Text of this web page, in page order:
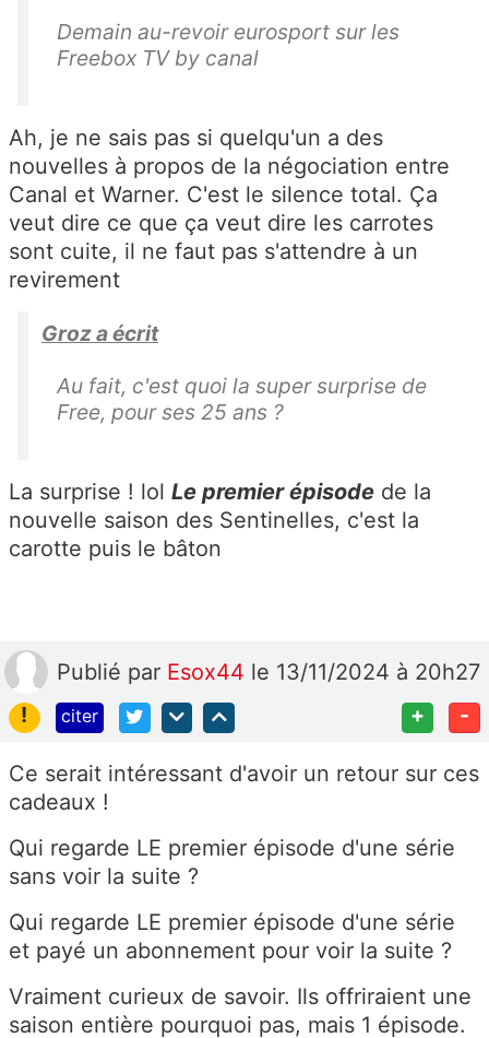
Demain au-revoir eurosport sur les
Freebox TV by canal
Ah, je ne sais pas si quelqu'un a des
nouvelles à propos de la négociation entre
Canal et Warner. C'est le silence total. Ça
veut dire ce que ça veut dire les carrotes
sont cuite, il ne faut pas s'attendre à un
revirement
Groz a écrit
Au fait, c'est quoi la super surprise de
Free, pour ses 25 ans ?
La surprise ! lol Le premier épisode de la
nouvelle saison des Sentinelles, c'est la
carotte puis le bâton
Publié par Esox44 le 13/11/2024 à 20h27
!
citer + -
Ce serait intéressant d'avoir un retour sur ces
cadeaux !
Qui regarde LE premier épisode d'une série
sans voir la suite ?
Qui regarde LE premier épisode d'une série
et payé un abonnement pour voir la suite ?
Vraiment curieux de savoir. Ils offriraient une
saison entière pourquoi pas, mais 1 épisode.